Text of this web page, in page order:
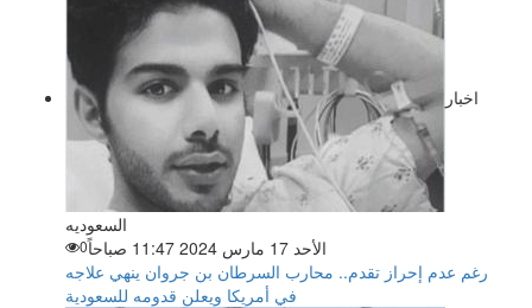
اخبار
السعوديه
الأحد 17 مارس 2024 11:47 صباحاً
0
رغم عدم إحراز تقدم.. محارب السرطان بن جروان ينهي علاجه
في أمريكا ويعلن قدومه للسعودية